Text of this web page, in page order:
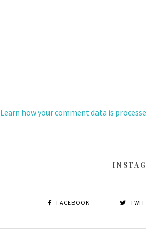
Learn how your comment data is
FACEBOOK